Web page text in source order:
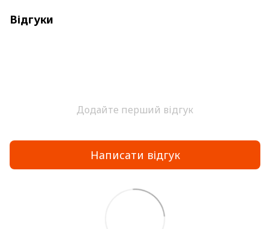
Відгуки
Додайте перший відгук
Написати відгук